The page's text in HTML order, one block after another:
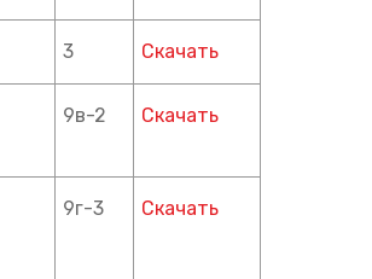
3 Скачать
9в-2 Скачать
9г-3 Скачать